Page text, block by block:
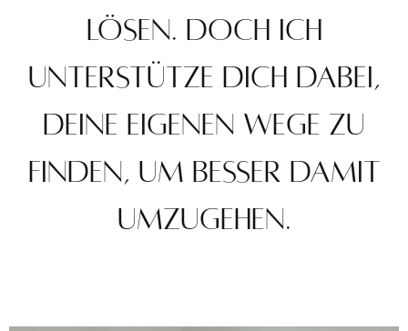
lösen. Doch ich
unterstütze dich dabei,
deine eigenen Wege zu
finden, um besser damit
umzugehen.